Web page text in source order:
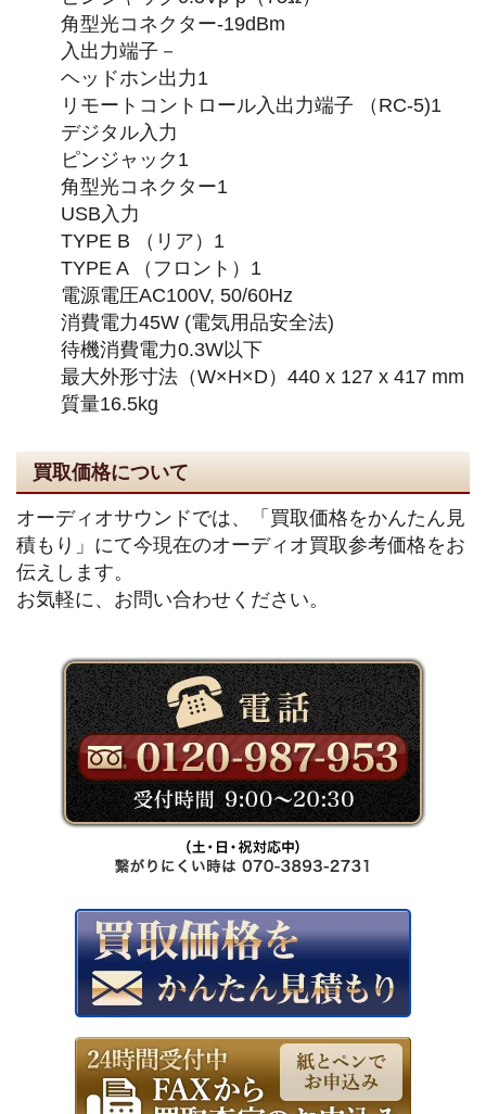
角型光コネクター-19dBm
入出力端子－
ヘッドホン出力1
リモートコントロール入出力端子 （RC-5)1
デジタル入力
ピンジャック1
角型光コネクター1
USB入力
TYPE B （リア）1
TYPE A （フロント）1
電源電圧AC100V, 50/60Hz
消費電力45W (電気用品安全法)
待機消費電力0.3W以下
最大外形寸法（W×H×D）440 x 127 x 417 mm
質量16.5kg
買取価格について
オーディオサウンドでは、「買取価格をかんたん見
積もり」にて今現在のオーディオ買取参考価格をお
伝えします。
お気軽に、お問い合わせください。